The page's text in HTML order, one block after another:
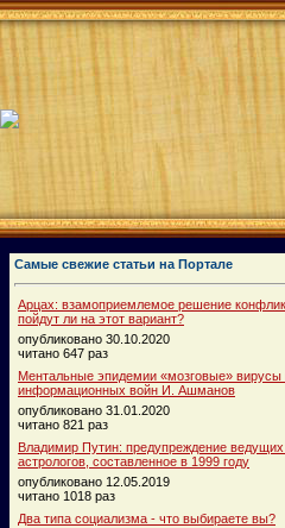
Самые свежие статьи на Портале
Арцах: взамоприемлемое решение
пойдут ли на этот вариант?
опубликовано 30.10.2020
читано 647 раз
Ментальные эпидемии «мозговые» вирусы
информационных войн И. Ашманов
опубликовано 31.01.2020
читано 821 раз
Владимир Путин: предупреждение ведущих
астрологов, составленное в 1999 году
опубликовано 12.05.2019
читано 1018 раз
Два типа социализма - что выбираете вы?